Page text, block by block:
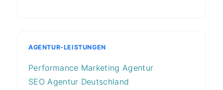
AGENTUR-LEISTUNGEN
Performance Marketing Agentur
SEO Agentur Deutschland